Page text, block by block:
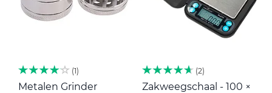
1
Metalen Grinder
2
Zakweegschaal - 100 ×